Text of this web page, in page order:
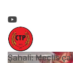
Şahali: Meclis